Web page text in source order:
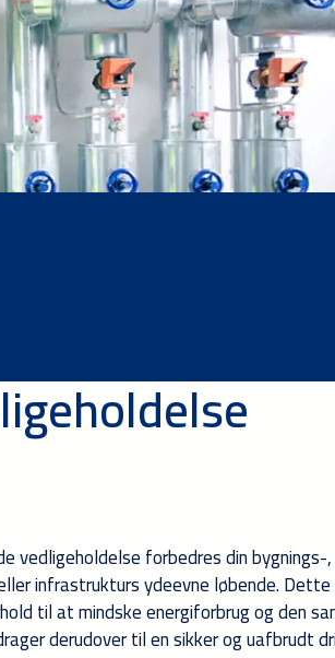
vedligeholdelse forbedres din bygnings-,
infrastrukturs ydeevne løbende. Dette
til at mindske energiforbrug og den
derudover til en sikker og uafbrudt